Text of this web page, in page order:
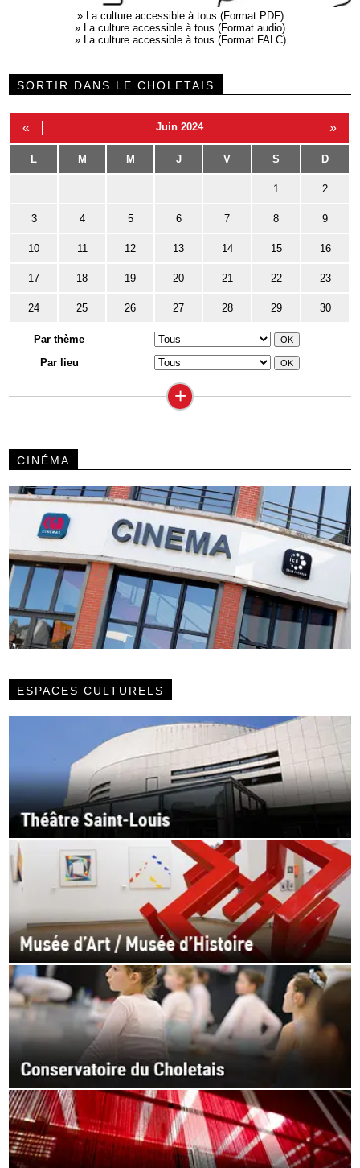
»
La culture accessible à tous (Format PDF)
»
La culture accessible à tous (Format audio)
»
La culture accessible à tous (Format FALC)
SORTIR DANS LE CHOLETAIS
« Juin 2024 »
L M M J V S D
1 2
3 4 5 6 7 8 9
10 11 12 13 14 15 16
17 18 19 20 21 22 23
24 25 26 27 28 29 30
Par thème
Par lieu
+
CINÉMA
ESPACES CULTURELS